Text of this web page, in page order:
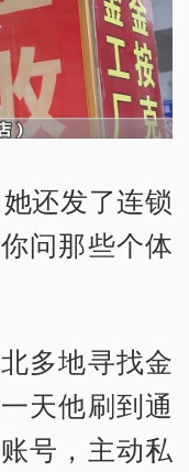
她还发了连锁
问那些个体
多地寻找金
天他刷到通
号，主动私